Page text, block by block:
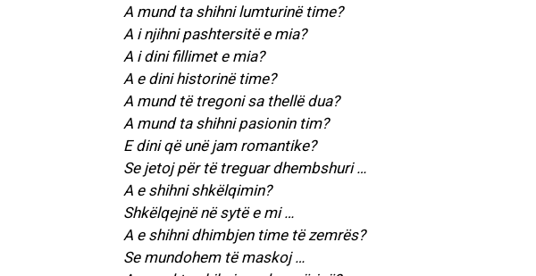
A mund ta shihni lumturinë time?
A i njihni pashtersitë e mia?
A i dini fillimet e mia?
A e dini historinë time?
A mund të tregoni sa thellë dua?
A mund ta shihni pasionin tim?
E dini që unë jam romantike?
Se jetoj për të treguar dhembshuri …
A e shihni shkëlqimin?
Shkëlqejnë në sytë e mi …
A e shihni dhimbjen time të zemrës?
Se mundohem të maskoj …